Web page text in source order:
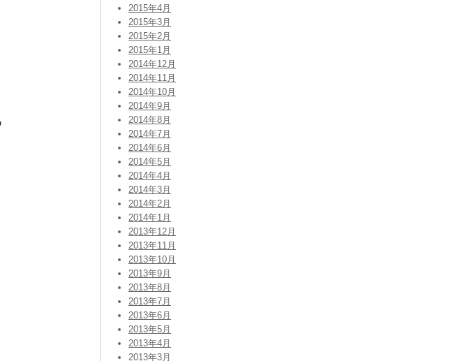
2015年4月
2015年3月
2015年2月
2015年1月
2014年12月
2014年11月
2014年10月
2014年9月
2014年8月
2014年7月
2014年6月
2014年5月
2014年4月
2014年3月
2014年2月
2014年1月
2013年12月
2013年11月
2013年10月
2013年9月
2013年8月
2013年7月
2013年6月
2013年5月
2013年4月
2013年3月